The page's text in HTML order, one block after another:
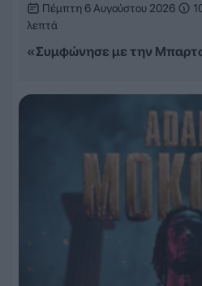
Πέμπτη 6 Αυγούστου 2026
λεπτά
«Συμφώνησε με την